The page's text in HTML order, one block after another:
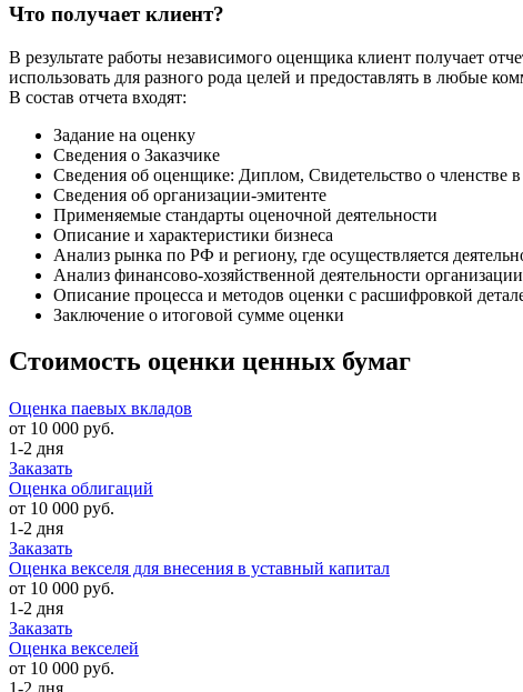
Что получает клиент?
В результате работы независимого оценщика клиент получает
использовать для разного рода целей и предоставлять в любые
В состав отчета входят:
Задание на оценку
Сведения о Заказчике
Сведения об оценщике: Диплом, Свидетельство о членстве
Сведения об организации-эмитенте
Применяемые стандарты оценочной деятельности
Описание и характеристики бизнеса
Анализ рынка по РФ и региону, где осуществляется
Анализ финансово-хозяйственной деятельности
Описание процесса и методов оценки с расшифровкой
Заключение о итоговой сумме оценки
Стоимость оценки ценных бумаг
Оценка паевых вкладов
от 10 000 руб.
1-2 дня
Заказать
Оценка облигаций
от 10 000 руб.
1-2 дня
Заказать
Оценка векселя для внесения в уставный капитал
от 10 000 руб.
1-2 дня
Заказать
Оценка векселей
от 10 000 руб.